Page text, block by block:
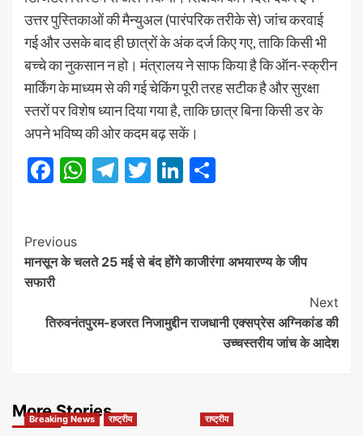
उत्तर पुस्तिकाओं की मैन्युअल (पारंपरिक तरीके से) जांच करवाई
गई और उसके बाद ही छात्रों के अंक दर्ज किए गए, ताकि किसी भी
बच्चे का नुकसान न हो। मंत्रालय ने साफ किया है कि ऑन-स्क्रीन
मार्किंग के माध्यम से की गई चेकिंग पूरी तरह सटीक है और सुरक्षा
स्तरों पर विशेष ध्यान दिया गया है, ताकि छात्र बिना किसी डर के
अपने भविष्य की ओर कदम बढ़ सकें।
Facebook
WhatsApp
Telegram
TwitterLinkedIn
Post
Navigation
Previous
मानसून के चलते 25 मई से बंद होंगे काजीरंगा अभयारण्य के जीप
सफारी
Next
तिरुवनंतपुरम-हजरत निजामुद्दीन राजधानी एक्सप्रेस अग्निकांड की
उच्चस्तरीय जांच के आदेश
More Stories
Breaking News राष्ट्रीय राष्ट्रीय